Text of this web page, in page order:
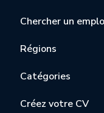
Chercher un
Régions
Catégories
Créez votre CV